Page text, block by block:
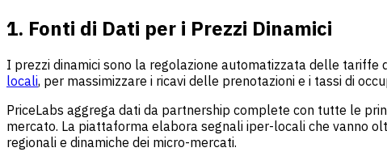
1. Fonti di Dati per i Prezzi Dinamici
I prezzi dinamici sono la regolazione automatizzata delle
locali, per massimizzare i ricavi delle prenotazioni e i tassi di
PriceLabs aggrega dati da partnership complete con tutte le
mercato. La piattaforma elabora segnali iper-locali che vanno
regionali e dinamiche dei micro-mercati.